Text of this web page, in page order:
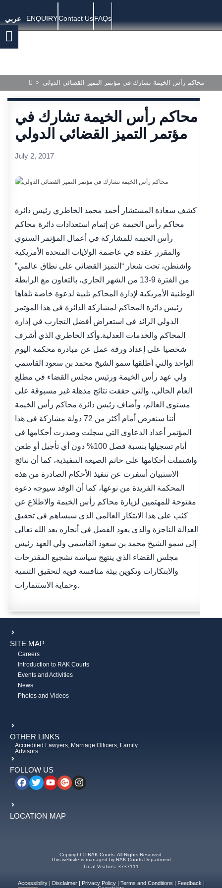
عربي ENQUIRYContact UsFAQs
> محاكم رأس الخيمة تشارك في مؤتمر التميز القضائي الدولي
محاكم رأس الخيمة تشارك في
مؤتمر التميز القضائي الدولي
July 2, 2017
كشف سعادة المستشار أحمد محمد الخاطري رئيس دائرة
محاكم رأس الخيمة عن إتمام استعدادات دائرة محاكم
رأس الخيمة للمشاركة في أعمال المؤتمر السنوي
والمقرر عقده في عاصمة الولايات المتحدة الأمريكية
واشنطن، تحت شعار “التميز القضائي على نطاق عالمي”
من الفترة 9-13 من الشهر الجاري، بالتعاون مع الرابطة
الوطنية الأمريكية لإدارة المحاكم تلبية لدعوة خاصة تلقاها
رئيس دائرة المحاكم لمشاركة الدائرة في هذا المؤتمر
الدولي الرائد في استعراض أفضل التجارب في إدارة
المحاكم والخدمات العدلية.وأكد الخاطري الذي أشرف
شخصيا على إعداد ورقة عمل عن مبادرة محكمة اليوم
الواحد والتي أطلقها سمو الشيخ محمد بن سعود القاسمي
ولي عهد رأس الخيمة ورئيس مجلس القضاء في مطلع
العام الحالي، والتي حققت نتائج مذهلة غير مسبوقة على
مستوى العالم، وأضاف رئيس دائرة محاكم رأس الخيمة
أننا سنعرض أمام أكثر من 72 دولة مشاركة في هذا
المؤتمر أعداد الدعاوى التي سجلت وصدرت أحكامها في
أيام تسجيلها بنسبة فصل 100% دون أي تأجيل أو طعن
واشتملت أحكامها على خاتم الصيغة التنفيذية، كما أن نتائج
الاستبيان أسفرت عن تنفيذ الأحكام الصادرة من هذه
المحكمة الفريدة من نوعها، كما أن الوفد سيوجه دعوة
مفتوحة للمهتمين لزيارة محاكم رأس الخيمة والاطلاع عن
كثب على هذا الابتكار العالمي الذي سيساهم في تحقيق
العدالة الناجزة والذي يعود الفضل في أنجازه بعد الله تعالى
إلى سمو الشيخ محمد بن سعود القاسمي ولي العهد رئيس
مجلس القضاء الذي ينتهج سياسة تشجيع المقترحات
والابتكارات وتكوين بيئة منافسة قوية لتحقيق التنمية
وحماية الاستثمارات.
SITE MAP
Careers
Introduction to RAK Courts
Events and Activities
News
Photos and Videos
OTHER LINKS
Accredited Lawyers, Marriage Officers, Family
Advisors
FOLLOW US
LOCATION MAP
Copyright © RAK Courts. All Rights Reserved.
This website is managed by RAK Courts Department
Total Visitors: 3737111
Accessibility| Disclaimer| Privacy Policy| Terms and Conditions Feedback